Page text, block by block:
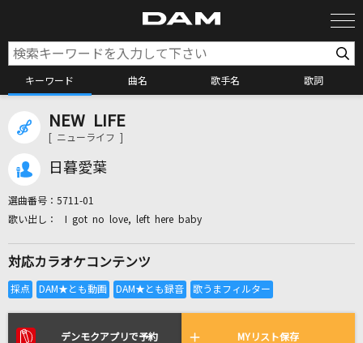
キーワード 曲名 歌手名 歌詞
全国りれき
リアルタイムで歌われている曲の一覧
NEW LIFE
[ ニューライフ ]
日暮愛葉
選曲番号： 5711-01
I got no love, left here baby
対応カラオケコンテンツ
デンモクアプリで予約 MYリスト保存